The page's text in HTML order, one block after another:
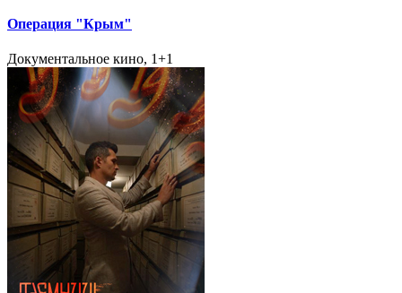
Операция "Крым"
Документальное кино, 1+1